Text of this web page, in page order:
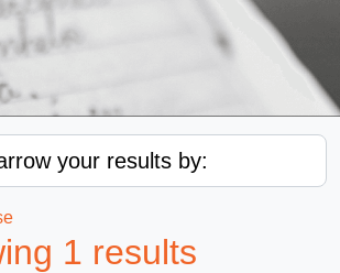
your results by:
1 results